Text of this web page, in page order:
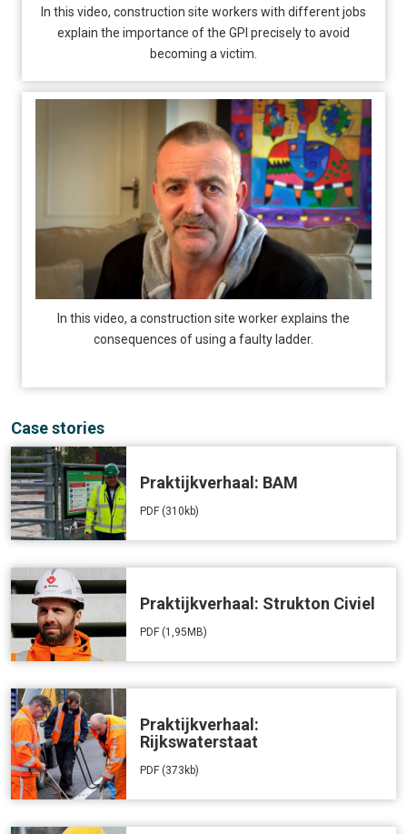
In this video, construction site workers with different jobs
explain the importance of the GPI precisely to avoid
becoming a victim.
In this video, a construction site worker explains the
consequences of using a faulty ladder.
Case stories
Praktijkverhaal: BAM
PDF (310kb)
Praktijkverhaal: Strukton Civiel
PDF (1,95MB)
Praktijkverhaal:
Rijkswaterstaat
PDF (373kb)